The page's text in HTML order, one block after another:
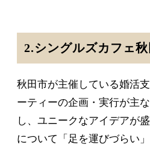
2.シングルズカフェ秋
秋田市が主催している婚活
ーティーの企画・実行が主
し、ユニークなアイデアが
について「足を運びづらい